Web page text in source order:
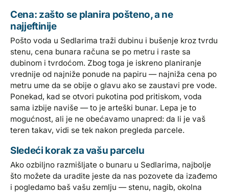
Cena: zašto se planira pošteno, a ne
najjeftinije
Pošto voda u Sedlarima traži dubinu i bušenje kroz tvrdu
stenu, cena bunara računa se po metru i raste sa
dubinom i tvrdoćom. Zbog toga je iskreno planiranje
vrednije od najniže ponude na papiru — najniža cena po
metru ume da se obije o glavu ako se zaustavi pre vode.
Ponekad, kad se otvori pukotina pod pritiskom, voda
sama izbije naviše — to je arteški bunar. Lepa je to
mogućnost, ali je ne obećavamo unapred: da li je vaš
teren takav, vidi se tek nakon pregleda parcele.
Sledeći korak za vašu parcelu
Ako ozbiljno razmišljate o bunaru u Sedlarima, najbolje
što možete da uradite jeste da nas pozovete da izađemo
i pogledamo baš vašu zemlju — stenu, nagib, okolna